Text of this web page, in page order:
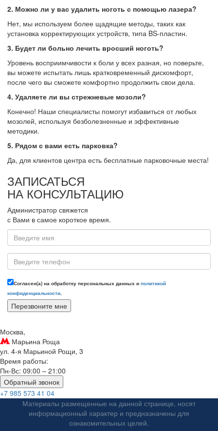
2. Можно ли у вас удалить ноготь с помощью лазера?
Нет, мы используем более щадящие методы, таких как
установка корректирующих устройств, типа BS-пластин.
3. Будет ли больно лечить вросший ноготь?
Уровень восприимчивости к боли у всех разная, но поверьте,
вы можете испытать лишь кратковременный дискомфорт,
после чего вы сможете комфортно продолжить свои дела.
4. Удаляете ли вы стрежневые мозоли?
Конечно! Наши специалисты помогут избавиться от любых
мозолей, используя безболезненные и эффективные
методики.
5. Рядом с вами есть парковка?
Да, для клиентов центра есть бесплатные парковочные места!
ЗАПИСАТЬСЯ
НА КОНСУЛЬТАЦИЮ
Администратор свяжется
с Вами в самое короткое время.
Согласен(а) на обработку персональных данных и политикой
конфиденциальности.
Москва,
Марьина Роща
ул. 4-я Марьиной Рощи, 3
Время работы:
Пн-Вс: 09:00 – 21:00
Обратный звонок
+7 985 573 41 04
Материалы размещенные на данной странице, носят
информационный характер и предназначены для
ознакомительных целей.